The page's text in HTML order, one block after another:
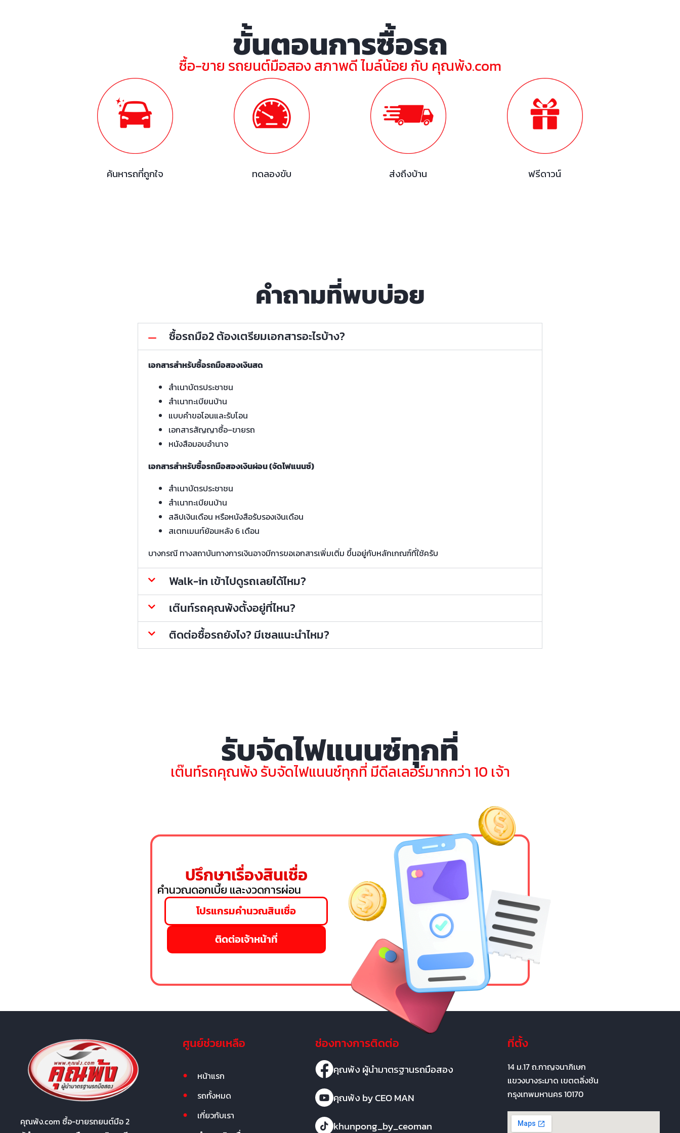
ขั้นตอนการซื้อรถ
ซื้อ-ขาย รถยนต์มือสอง สภาพดี ไมล์น้อย กับ คุณพ้ง.com
ค้นหารถที่ถูกใจ ทดลองขับ ส่งถึงบ้าน ฟรีดาวน์
คำถามที่พบบ่อย
ซื้อรถมือ2 ต้องเตรียมเอกสารอะไรบ้าง?
เอกสารสำหรับซื้อรถมือสองเงินสด
สำเนาบัตรประชาชน
สำเนาทะเบียนบ้าน
แบบคำขอโอนและรับโอน
เอกสารสัญญาซื้อ–ขายรถ
หนังสือมอบอำนาจ
เอกสารสำหรับซื้อรถมือสองเงินผ่อน (จัดไฟแนนซ์)
สำเนาบัตรประชาชน
สำเนาทะเบียนบ้าน
สลิปเงินเดือน หรือหนังสือรับรองเงินเดือน
สเตทเมนท์ย้อนหลัง 6 เดือน
บางกรณี ทางสถาบันทางการเงินอาจมีการขอเอกสารเพิ่มเติ่ม ขึ้นอยู่กับหลักเกณฑ์ที่ใช้ครับ
Walk-in เข้าไปดูรถเลยได้ไหม?
เต๊นท์รถคุณพ้งตั้งอยู่ที่ไหน?
ติดต่อซื้อรถยังไง? มีเซลแนะนำไหม?
รับจัดไฟแนนซ์ทุกที่
เต๊นท์รถคุณพ้ง รับจัดไฟแนนซ์ทุกที่ มีดีลเลอร์มากกว่า 10 เจ้า
ปรึกษาเรื่องสินเชื่อ
คำนวณดอกเบี้ย และงวดการผ่อน
โปรแกรมคำนวณสินเชื่อ
ติดต่อเจ้าหน้าที่
คุณพ้ง.com ซื้อ-ขายรถยนต์มือ 2
ศูนย์ช่วยเหลือ
หน้าแรก
รถทั้งหมด
เกี่ยวกับเรา
ช่องทางการติดต่อ
คุณพ้ง ผู้นำมาตรฐานรถมือสอง
คุณพ้ง by CEO MAN
khunpong_by_ceoman
ที่ตั้ง
14 ม.17 ถ.กาญจนาภิเษก
แขวงบางระมาด เขตตลิ่งชัน
กรุงเทพมหานคร 10170